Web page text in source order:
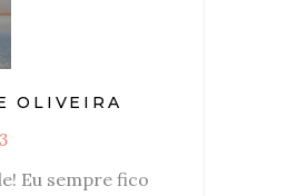
OLIVEIRA
Eu sempre fico